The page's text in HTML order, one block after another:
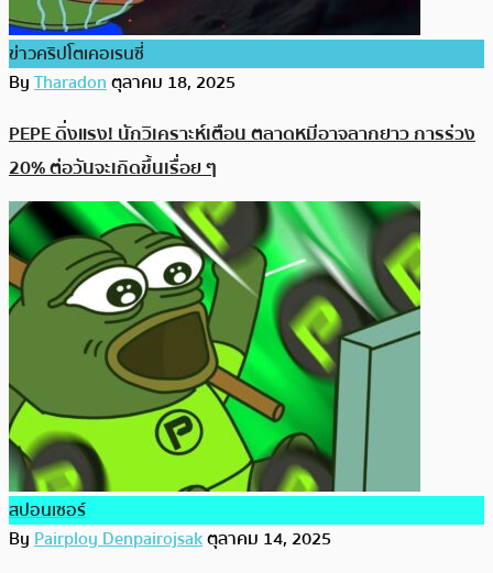
ข่าวคริปโตเคอเรนซี่
ByTharadonตุลาคม 18, 2025
PEPE ดิ่งแรง! นักวิเคราะห์เตือน ตลาดหมีอาจลากยาว การร่วง
20% ต่อวันจะเกิดขึ้นเรื่อย ๆ
สปอนเซอร์
ByPairploy Denpairojsakตุลาคม 14, 2025